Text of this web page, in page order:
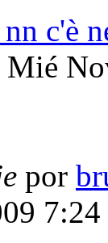
c'è
Mié
por
7:24